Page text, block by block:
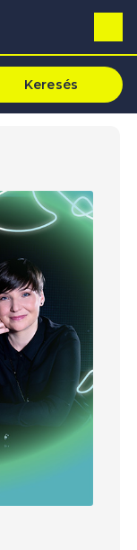
Keresés